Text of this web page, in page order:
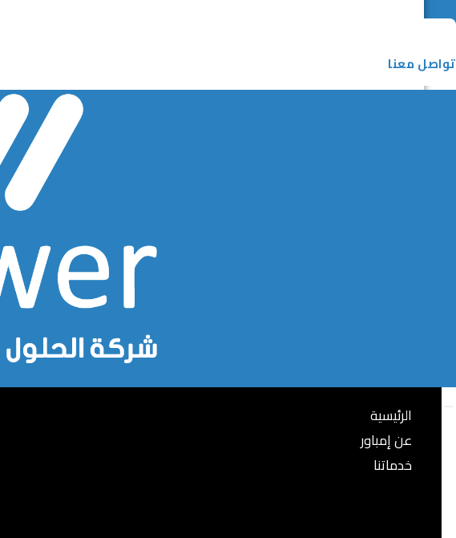
تواصل معنا
الرئيسية
عن إمباور
خدماتنا